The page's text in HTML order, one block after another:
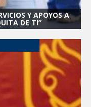
Y APOYOS A
DE TI”